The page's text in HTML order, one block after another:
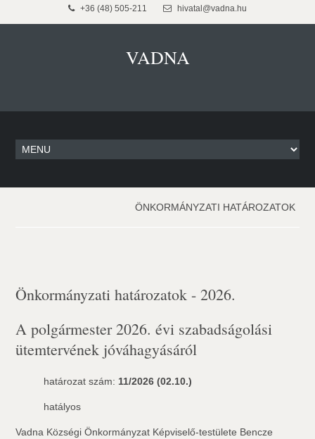
+36 (48) 505-211 hivatal@vadna.hu
VADNA
ÖNKORMÁNYZATI HATÁROZATOK
Önkormányzati határozatok - 2026.
A polgármester 2026. évi szabadságolási
ütemtervének jóváhagyásáról
határozat szám: 11/2026 (02.10.)
hatályos
Vadna Községi Önkormányzat Képviselő-testülete Bencze